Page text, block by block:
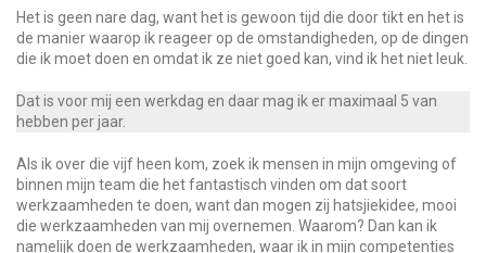
Het is geen nare dag, want het is gewoon tijd die door tikt en het is
de manier waarop ik reageer op de omstandigheden, op de dingen
die ik moet doen en omdat ik ze niet goed kan, vind ik het niet leuk.
Dat is voor mij een werkdag en daar mag ik er maximaal 5 van
hebben per jaar.
Als ik over die vijf heen kom, zoek ik mensen in mijn omgeving of
binnen mijn team die het fantastisch vinden om dat soort
werkzaamheden te doen, want dan mogen zij hatsjiekidee, mooi
die werkzaamheden van mij overnemen. Waarom? Dan kan ik
namelijk doen de werkzaamheden, waar ik in mijn competenties